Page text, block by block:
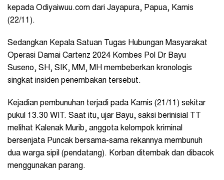
kepada Odiyaiwuu.com dari Jayapura, Papua, Kamis
(22/11).
Sedangkan Kepala Satuan Tugas Hubungan Masyarakat
Operasi Damai Cartenz 2024 Kombes Pol Dr Bayu
Suseno, SH, SIK, MM, MH membeberkan kronologis
singkat insiden penembakan tersebut.
Kejadian pembunuhan terjadi pada Kamis (21/11) sekitar
pukul 13.30 WIT. Saat itu, ujar Bayu, saksi berinisial TT
melihat Kalenak Murib, anggota kelompok kriminal
bersenjata Puncak bersama-sama rekannya membunuh
dua warga sipil (pendatang). Korban ditembak dan dibacok
menggunakan parang.